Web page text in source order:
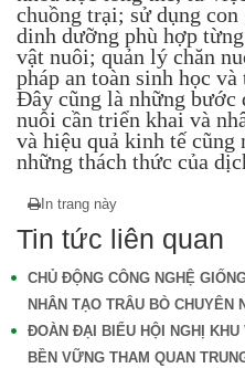
chuồng trại; sử dụng
dinh dưỡng phù hợp
vật nuôi; quản lý chăn
pháp an toàn sinh học
Đây cũng là những bước
nuôi cần triển khai và
và hiệu quả kinh tế
những thách thức của
In trang này
Tin tức liên quan
CHỦ ĐỘNG CÔNG NGHỆ
NHÂN TẠO TRÂU BÒ CHUYÊN
ĐOÀN ĐẠI BIỂU HỘI NGHỊ KHU
BỀN VỮNG THAM QUAN